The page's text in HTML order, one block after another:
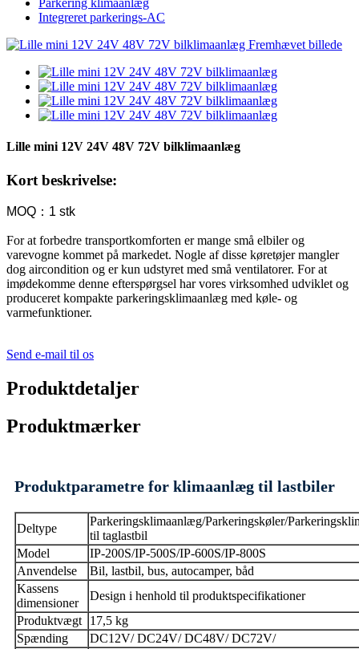
Parkering klimaanlæg
Integreret parkerings-AC
Lille mini 12V 24V 48V 72V bilklimaanlæg
Kort beskrivelse:
MOQ：1 stk
For at forbedre transportkomforten er mange små elbiler og
varevogne kommet på markedet. Nogle af disse køretøjer mangler
dog aircondition og er kun udstyret med små ventilatorer. For at
imødekomme denne efterspørgsel har vores virksomhed udviklet og
produceret kompakte parkeringsklimaanlæg med køle- og
varmefunktioner.
Send e-mail til os
Produktdetaljer
Produktmærker
Produktparametre for klimaanlæg til lastbiler
Deltype
Parkeringsklimaanlæg/Parkeringskøler/
til taglastbil
Model
IP-200S/IP-500S/IP-600S/IP-800S
Anvendelse
Bil, lastbil, bus, autocamper, båd
Kassens
dimensioner
Design i henhold til produktspecifikationer
Produktvægt
17,5 kg
Spænding
DC12V/ DC24V/ DC48V/ DC72V/